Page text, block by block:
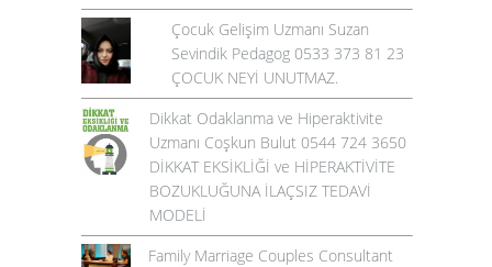
Çocuk Gelişim Uzmanı Suzan
Sevindik Pedagog 0533 373 81 23
ÇOCUK NEYİ UNUTMAZ.
Dikkat Odaklanma ve Hiperaktivite
Uzmanı Coşkun Bulut 0544 724 3650
DİKKAT EKSİKLİĞİ ve HİPERAKTİVİTE
BOZUKLUĞUNA İLAÇSIZ TEDAVİ
MODELİ
Family Marriage Couples Consultant